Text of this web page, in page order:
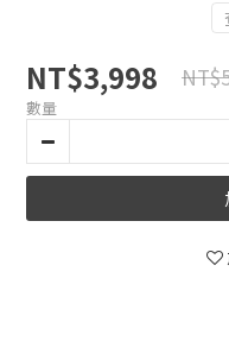
NT$3,998
數量